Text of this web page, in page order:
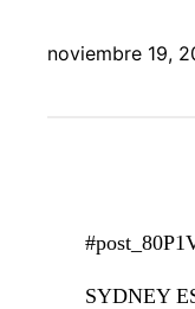
noviembre 19,
SYDNEY